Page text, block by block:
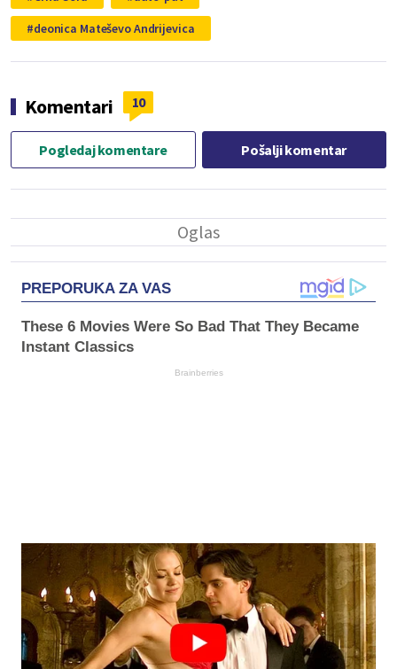
deonica Mateševo Andrijevica
Komentari 10
Pogledaj komentare Pošalji komentar
PREPORUKA ZA VAS
These 6 Movies Were So Bad That They Became
Instant Classics
Brainberries